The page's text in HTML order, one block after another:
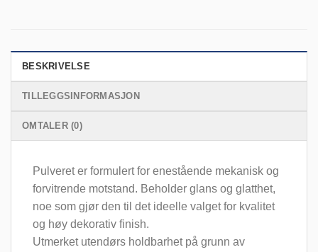
BESKRIVELSE
TILLEGGSINFORMASJON
OMTALER (0)
Pulveret er formulert for enestående mekanisk og
forvitrende motstand. Beholder glans og glatthet,
noe som gjør den til det ideelle valget for kvalitet
og høy dekorativ finish.
Utmerket utendørs holdbarhet på grunn av